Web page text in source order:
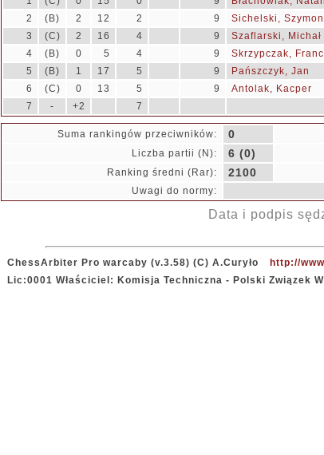
2
(B) 2 12 2 9 Sichelski, Szymon
3
(C) 2 16 4 9 Szaflarski, Michał
4
(B) 0 5 4 9 Skrzypczak,
5
(B) 1 17 5 9 Pańszczyk, Jan
6
(C) 0 13 5 9 Antolak, Kacper
7
- +2 7
Suma rankingów przeciwników: 0
Liczba partii (N): 6 (0)
Ranking średni (Rar): 2100
Uwagi do normy:
Data i podpis
ChessArbiter Pro warcaby (v.3.58) (C) A.Curyło
http://
Lic:0001 Właściciel: Komisja Techniczna - Polski Związek